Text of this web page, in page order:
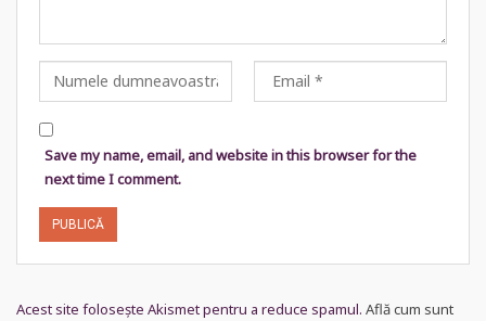
Save my name, email, and website in this browser for the
next time I comment.
Acest site folosește Akismet pentru a reduce spamul. Află cum sunt